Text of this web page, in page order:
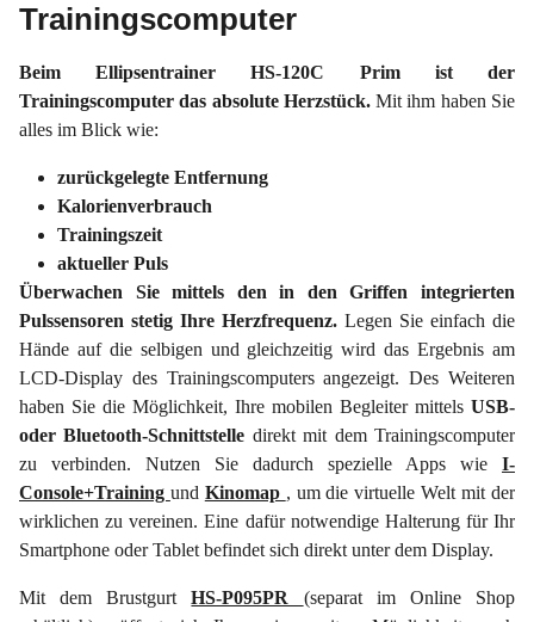
Trainingscomputer
Beim Ellipsentrainer HS-120C Prim ist der
Trainingscomputer das absolute Herzstück.Mit ihm haben Sie
alles im Blick wie:
zurückgelegte Entfernung
Kalorienverbrauch
Trainingszeit
aktueller Puls
Überwachen Sie mittels den in den Griffen integrierten
Pulssensoren stetig Ihre Herzfrequenz. Legen Sie einfach die
Hände auf die selbigen und gleichzeitig wird das Ergebnis am
LCD-Display des Trainingscomputers angezeigt. Des Weiteren
haben Sie die Möglichkeit, Ihre mobilen Begleiter mittels USB-
oder Bluetooth-Schnittstelle direkt mit dem Trainingscomputer
zu verbinden. Nutzen Sie dadurch spezielle Apps wie I-
Console+Training und Kinomap , um die virtuelle Welt mit der
wirklichen zu vereinen. Eine dafür notwendige Halterung für Ihr
Smartphone oder Tablet befindet sich direkt unter dem Display.
Mit dem BrustgurtHS-P095PR (separat im Online Shop